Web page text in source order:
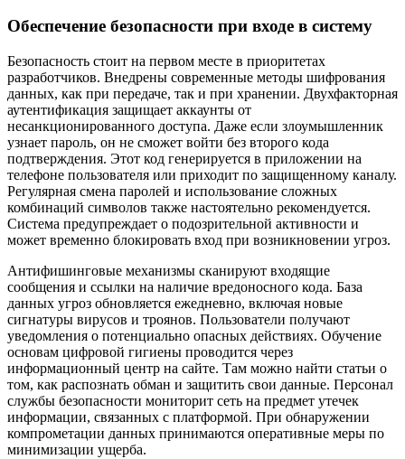
Обеспечение безопасности при входе в систему
Безопасность стоит на первом месте в приоритетах
разработчиков. Внедрены современные методы шифрования
данных, как при передаче, так и при хранении. Двухфакторная
аутентификация защищает аккаунты от
несанкционированного доступа. Даже если злоумышленник
узнает пароль, он не сможет войти без второго кода
подтверждения. Этот код генерируется в приложении на
телефоне пользователя или приходит по защищенному каналу.
Регулярная смена паролей и использование сложных
комбинаций символов также настоятельно рекомендуется.
Система предупреждает о подозрительной активности и
может временно блокировать вход при возникновении угроз.
Антифишинговые механизмы сканируют входящие
сообщения и ссылки на наличие вредоносного кода. База
данных угроз обновляется ежедневно, включая новые
сигнатуры вирусов и троянов. Пользователи получают
уведомления о потенциально опасных действиях. Обучение
основам цифровой гигиены проводится через
информационный центр на сайте. Там можно найти статьи о
том, как распознать обман и защитить свои данные. Персонал
службы безопасности мониторит сеть на предмет утечек
информации, связанных с платформой. При обнаружении
компрометации данных принимаются оперативные меры по
минимизации ущерба.